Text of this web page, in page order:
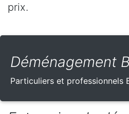
prix.
Déménagement
Particuliers et professionnels